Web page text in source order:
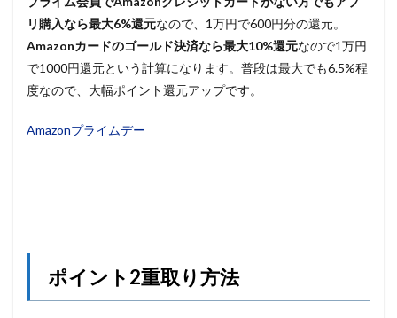
リ購入なら最大6%還元なので、1万円で600円分の還元。
Amazonカードのゴールド決済なら最大10%還元なので1万円
で1000円還元という計算になります。普段は最大でも6.5%程
度なので、大幅ポイント還元アップです。
Amazonプライムデー
ポイント2重取り方法